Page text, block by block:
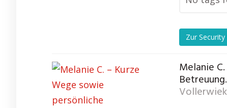
Zur
Melanie
Betreuung.
Vollerwiek